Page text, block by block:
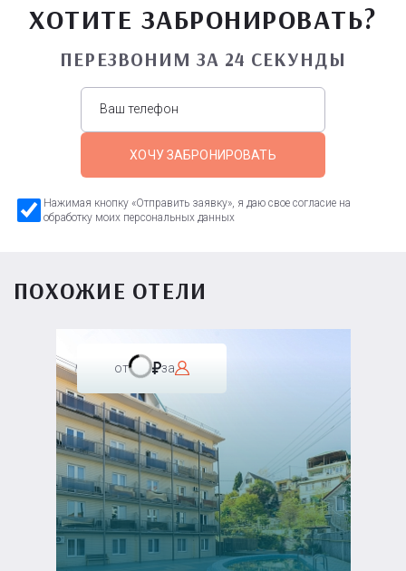
ХОТИТЕ ЗАБРОНИРОВАТЬ?
ПЕРЕЗВОНИМ ЗА 24 СЕКУНДЫ
ХОЧУ ЗАБРОНИРОВАТЬ
Нажимая кнопку «Отправить заявку», я даю свое согласие на
обработку моих персональных данных
ПОХОЖИЕ ОТЕЛИ
от за